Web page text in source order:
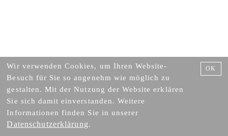
Wir verwenden Cookies, um Ihren Website-
Besuch für Sie so angenehm wie möglich zu
gestalten. Mit der Nutzung der Website erklären
Sie sich damit einverstanden. Weitere
Informationen finden Sie in unserer
Datenschutzerklärung.
OK